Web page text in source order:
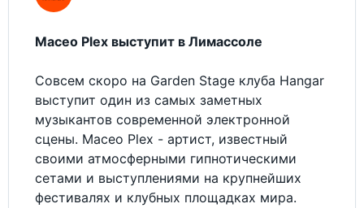
Maceo Plex выступит в Лимассоле
Совсем скоро на Garden Stage клуба Hangar
выступит один из самых заметных
музыкантов современной электронной
сцены. Maceo Plex - артист, известный
своими атмосферными гипнотическими
сетами и выступлениями на крупнейших
фестивалях и клубных площадках мира.